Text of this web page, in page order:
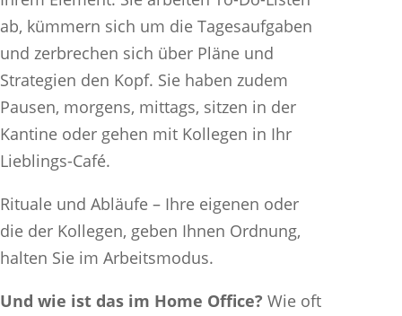
ab, kümmern sich um die Tagesaufgaben
und zerbrechen sich über Pläne und
Strategien den Kopf. Sie haben zudem
Pausen, morgens, mittags, sitzen in der
Kantine oder gehen mit Kollegen in Ihr
Lieblings-Café.
Rituale und Abläufe – Ihre eigenen oder
die der Kollegen, geben Ihnen Ordnung,
halten Sie im Arbeitsmodus.
Und wie ist das im Home Office? Wie oft